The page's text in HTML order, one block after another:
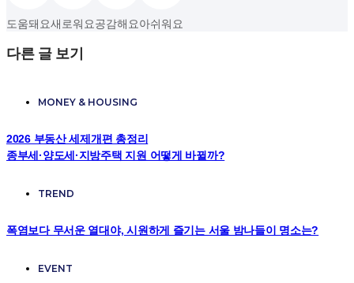
도움돼요새로워요공감해요아쉬워요
다른 글 보기
MONEY & HOUSING
2026 부동산 세제개편 총정리
종부세·양도세·지방주택 지원 어떻게 바뀔까?
TREND
폭염보다 무서운 열대야, 시원하게 즐기는 서울 밤나들이 명소는?
EVENT